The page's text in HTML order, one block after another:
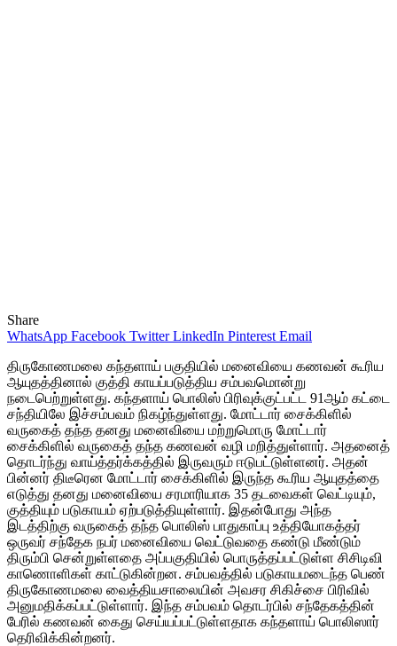
Share
WhatsApp Facebook Twitter LinkedIn Pinterest Email
திருகோணமலை கந்தளாய் பகுதியில் மனைவியை கணவன் கூரிய
ஆயுதத்தினால் குத்தி காயப்படுத்திய சம்பவமொன்று
நடைபெற்றுள்ளது. கந்தளாய் பொலிஸ் பிரிவுக்குட்பட்ட 91ஆம் கட்டை
சந்தியிலே இச்சம்பவம் நிகழ்ந்துள்ளது. மோட்டார் சைக்கிளில்
வருகைத் தந்த தனது மனைவியை மற்றுமொரு மோட்டார்
சைக்கிளில் வருகைத் தந்த கணவன் வழி மறித்துள்ளார். அதனைத்
தொடர்ந்து வாய்த்தர்க்கத்தில் இருவரும் ஈடுபட்டுள்ளனர். அதன்
பின்னர் திடீரென மோட்டார் சைக்கிளில் இருந்த கூரிய ஆயுதத்தை
எடுத்து தனது மனைவியை சரமாரியாக 35 தடவைகள் வெட்டியும்,
குத்தியும் படுகாயம் ஏற்படுத்தியுள்ளார். இதன்போது அந்த
இடத்திற்கு வருகைத் தந்த பொலிஸ் பாதுகாப்பு உத்தியோகத்தர்
ஒருவர் சந்தேக நபர் மனைவியை வெட்டுவதை கண்டு மீண்டும்
திரும்பி சென்றுள்ளதை அப்பகுதியில் பொருத்தப்பட்டுள்ள சிசிடிவி
காணொளிகள் காட்டுகின்றன. சம்பவத்தில் படுகாயமடைந்த பெண்
திருகோணமலை வைத்தியசாலையின் அவசர சிகிச்சை பிரிவில்
அனுமதிக்கப்பட்டுள்ளார். இந்த சம்பவம் தொடர்பில் சந்தேகத்தின்
பேரில் கணவன் கைது செய்யப்பட்டுள்ளதாக கந்தளாய் பொலிஸார்
தெரிவிக்கின்றனர்.